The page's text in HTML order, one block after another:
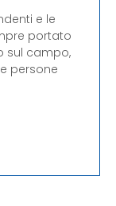
e le
portato
sul campo,
persone